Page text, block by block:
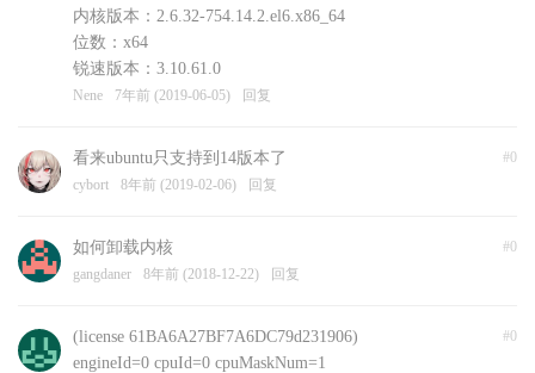
内核版本：2.6.32-754.14.2.el6.x86_64
位数：x64
锐速版本：3.10.61.0
Nene 7年前 (2019-06-05) 回复
#0
看来ubuntu只支持到14版本了
cybort 8年前 (2019-02-06) 回复
#0
如何卸载内核
gangdaner 8年前 (2018-12-22) 回复
#0
(license 61BA6A27BF7A6DC79d231906)
engineId=0 cpuId=0 cpuMaskNum=1